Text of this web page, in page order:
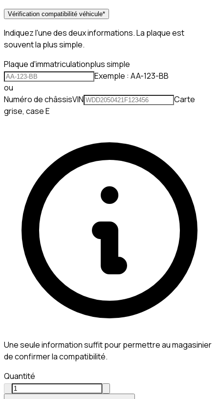
Vérification compatibilité véhicule*
Indiquez l'une des deux informations. La plaque est
souvent la plus simple.
Plaque d'immatriculationplus simple
Exemple : AA-123-BB
ou
Numéro de châssisVIN
Carte
grise, case E
Une seule information suffit pour permettre au magasinier
de confirmer la compatibilité.
Quantité